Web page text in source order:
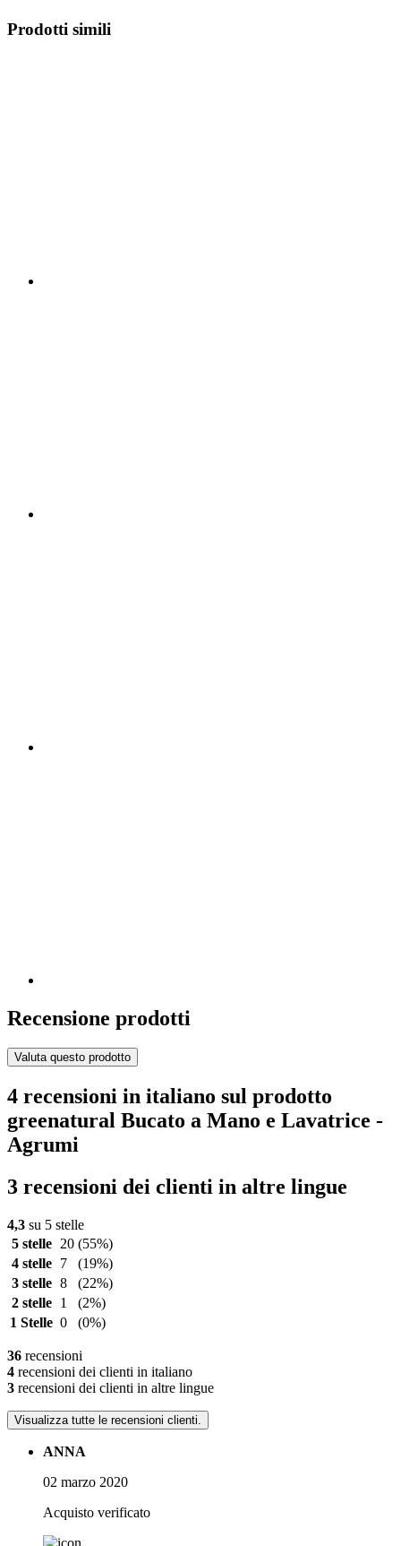
Prodotti simili
Recensione prodotti
Valuta questo prodotto
4 recensioni in italiano sul prodotto
greenatural Bucato a Mano e Lavatrice -
Agrumi
3 recensioni dei clienti in altre lingue
4,3 su 5 stelle
5 stelle
20 (55%)
4 stelle
7
(19%)
3 stelle 8
(22%)
2 stelle
1
(2%)
1 Stelle 0 (0%)
36 recensioni
4 recensioni dei clienti in italiano
3 recensioni dei clienti in altre lingue
Visualizza tutte le recensioni clienti.
ANNA
02 marzo 2020
Acquisto verificato